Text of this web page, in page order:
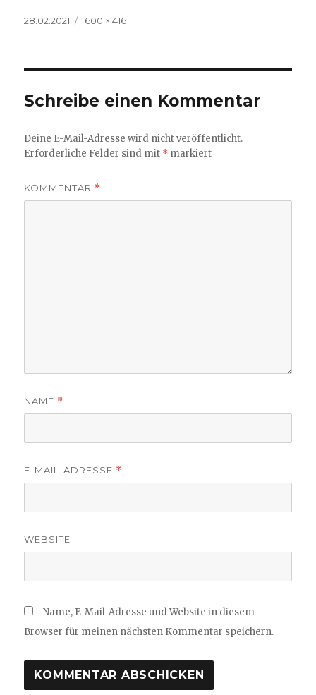
Veröffentlicht
28.02.2021
Volle
600 × 416
Schreibe einen Kommentar
Deine E-Mail-Adresse wird nicht veröffentlicht.
Erforderliche Felder sind mit * markiert
KOMMENTAR *
NAME *
E-MAIL-ADRESSE *
WEBSITE
Name, E-Mail-Adresse und Website in diesem
Browser für meinen nächsten Kommentar speichern.